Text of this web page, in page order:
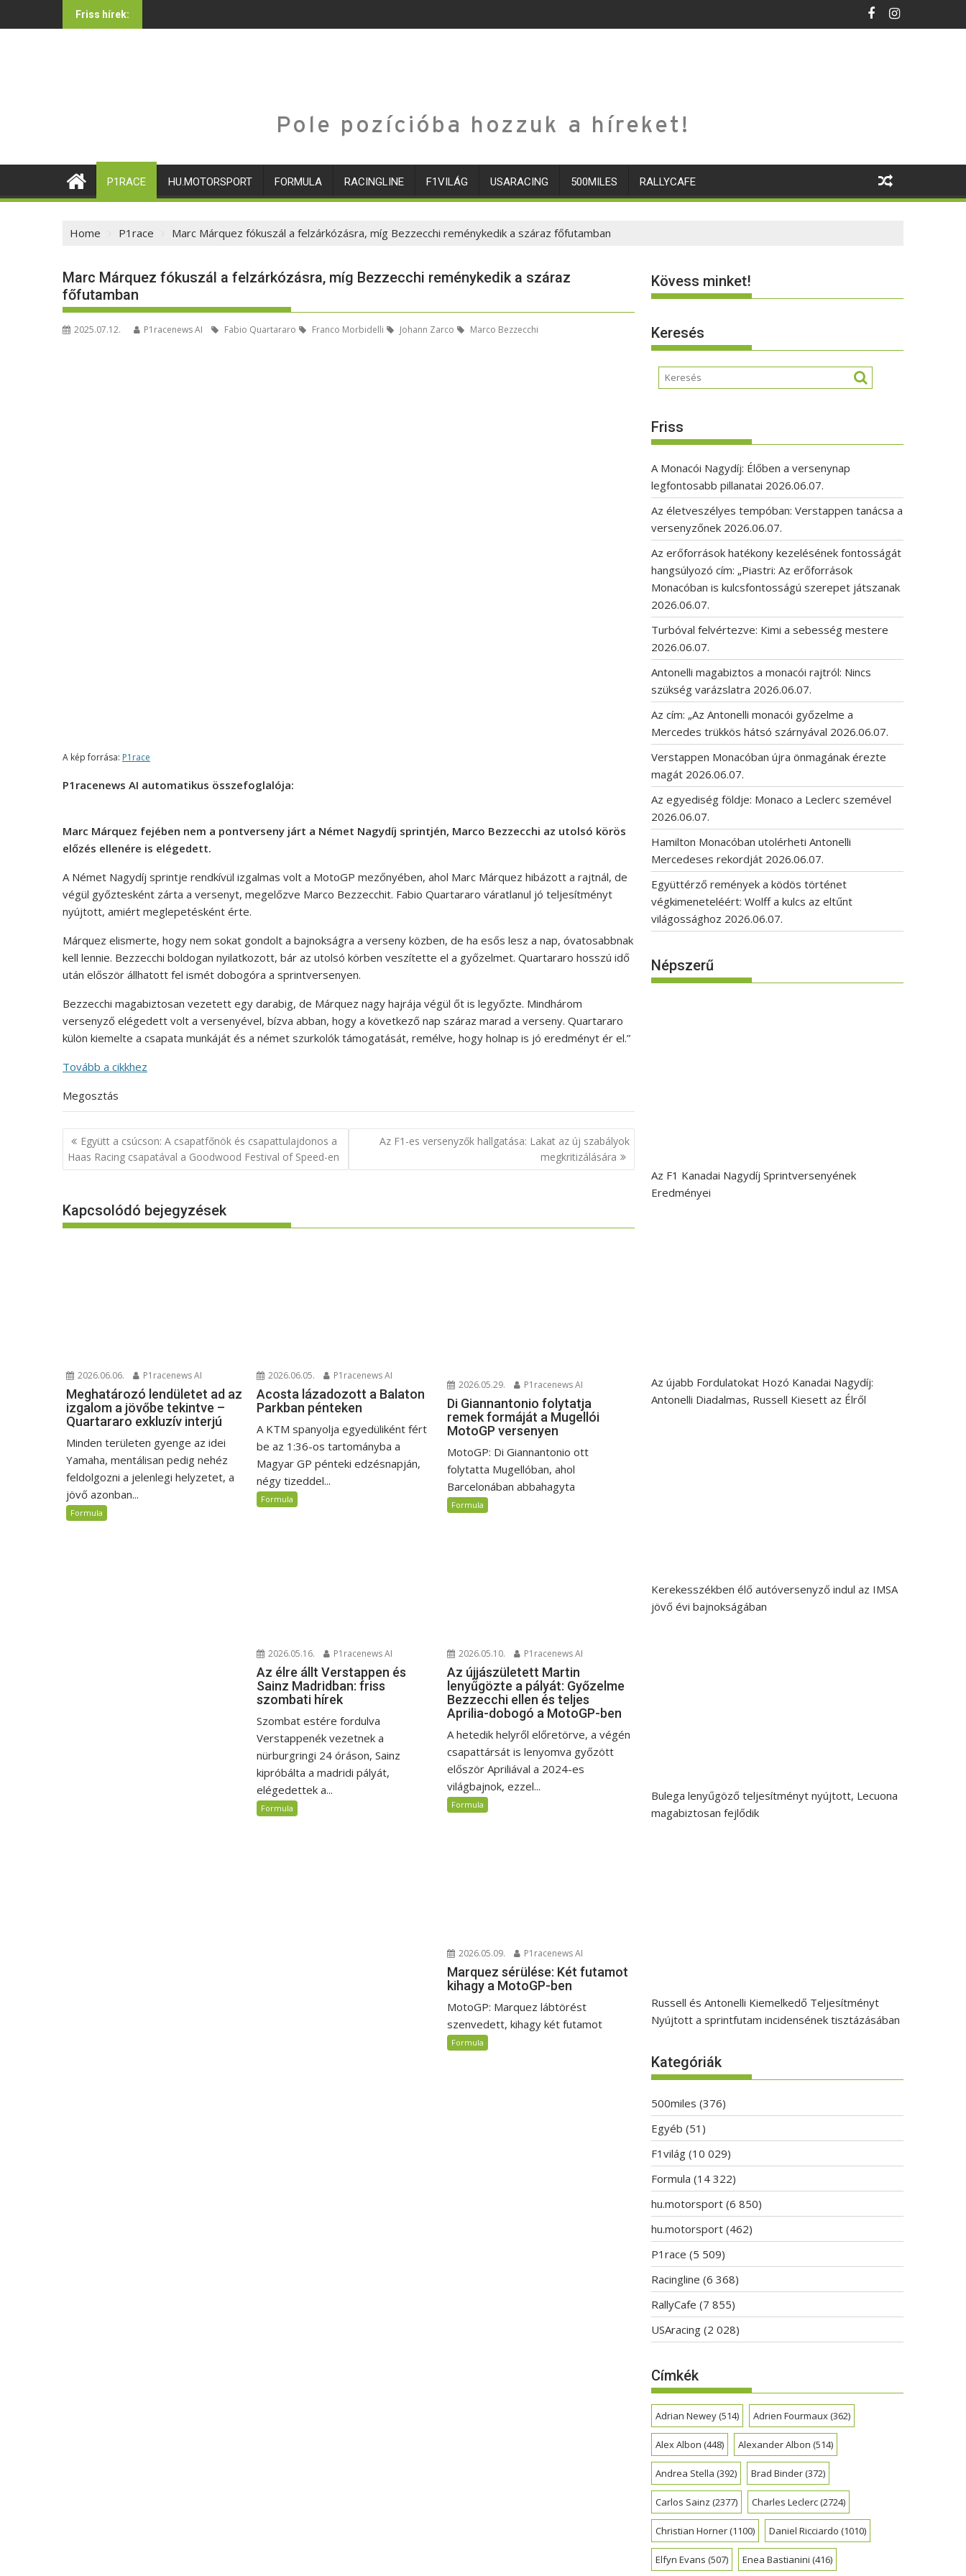
to
Friss hírek:
Pole pozícióba hozzuk a híreket!
P1RACE HU.MOTORSPORT FORMULA RACINGLINE F1VILÁG USARACING 500MILES RALLYCAFE
Home P1race Marc Márquez fókuszál a felzárkózásra, míg Bezzecchi reménykedik a száraz főfutamban
Marc Márquez fókuszál a felzárkózásra, míg Bezzecchi reménykedik a száraz
főfutamban
2025.07.12. P1racenews AI Fabio Quartararo Franco Morbidelli Johann Zarco Marco Bezzecchi
A kép forrása: P1race
P1racenews AI automatikus összefoglalója:
Marc Márquez fejében nem a pontverseny járt a Német Nagydíj sprintjén, Marco Bezzecchi az utolsó körös
előzés ellenére is elégedett.
A Német Nagydíj sprintje rendkívül izgalmas volt a MotoGP mezőnyében, ahol Marc Márquez hibázott a rajtnál, de
végül győztesként zárta a versenyt, megelőzve Marco Bezzecchit. Fabio Quartararo váratlanul jó teljesítményt
nyújtott, amiért meglepetésként érte.
Márquez elismerte, hogy nem sokat gondolt a bajnokságra a verseny közben, de ha esős lesz a nap, óvatosabbnak
kell lennie. Bezzecchi boldogan nyilatkozott, bár az utolsó körben veszítette el a győzelmet. Quartararo hosszú idő
után először állhatott fel ismét dobogóra a sprintversenyen.
Bezzecchi magabiztosan vezetett egy darabig, de Márquez nagy hajrája végül őt is legyőzte. Mindhárom
versenyző elégedett volt a versenyével, bízva abban, hogy a következő nap száraz marad a verseny. Quartararo
külön kiemelte a csapata munkáját és a német szurkolók támogatását, remélve, hogy holnap is jó eredményt ér el.”
Tovább a cikkhez
Megosztás
Bejegyzés
navigáció
Együtt a csúcson: A csapatfőnök és csapattulajdonos a
Haas Racing csapatával a Goodwood Festival of Speed-en
Az F1-es versenyzők hallgatása: Lakat az új szabályok
megkritizálására
Kapcsolódó bejegyzések
2026.06.06. P1racenews AI
Meghatározó lendületet ad az
izgalom a jövőbe tekintve –
Quartararo exkluzív interjú
Minden területen gyenge az idei
Yamaha, mentálisan pedig nehéz
feldolgozni a jelenlegi helyzetet, a
jövő azonban...
Formula
2026.06.05. P1racenews AI
Acosta lázadozott a Balaton
Parkban pénteken
A KTM spanyolja egyedüliként fért
be az 1:36-os tartományba a
Magyar GP pénteki edzésnapján,
négy tizeddel...
Formula
2026.05.29. P1racenews AI
Di Giannantonio folytatja
remek formáját a Mugellói
MotoGP versenyen
MotoGP: Di Giannantonio ott
folytatta Mugellóban, ahol
Barcelonában abbahagyta
Formula
2026.05.16. P1racenews AI
Az élre állt Verstappen és
Sainz Madridban: friss
szombati hírek
Szombat estére fordulva
Verstappenék vezetnek a
nürburgringi 24 óráson, Sainz
kipróbálta a madridi pályát,
elégedettek a...
Formula
2026.05.10. P1racenews AI
Az újjászületett Martin
lenyűgözte a pályát: Győzelme
Bezzecchi ellen és teljes
Aprilia-dobogó a MotoGP-ben
A hetedik helyről előretörve, a végén
csapattársát is lenyomva győzött
először Apriliával a 2024-es
világbajnok, ezzel...
Formula
2026.05.09. P1racenews AI
Marquez sérülése: Két futamot
kihagy a MotoGP-ben
MotoGP: Marquez lábtörést
szenvedett, kihagy két futamot
Formula
Kövess minket!
Keresés
Friss
A Monacói Nagydíj: Élőben a versenynap
legfontosabb pillanatai 2026.06.07.
Az életveszélyes tempóban: Verstappen tanácsa a
versenyzőnek 2026.06.07.
Az erőforrások hatékony kezelésének fontosságát
hangsúlyozó cím: „Piastri: Az erőforrások
Monacóban is kulcsfontosságú szerepet játszanak
2026.06.07.
Turbóval felvértezve: Kimi a sebesség mestere
2026.06.07.
Antonelli magabiztos a monacói rajtról: Nincs
szükség varázslatra 2026.06.07.
Az cím: „Az Antonelli monacói győzelme a
Mercedes trükkös hátsó szárnyával 2026.06.07.
Verstappen Monacóban újra önmagának érezte
magát 2026.06.07.
Az egyediség földje: Monaco a Leclerc szemével
2026.06.07.
Hamilton Monacóban utolérheti Antonelli
Mercedeses rekordját 2026.06.07.
Együttérző remények a ködös történet
végkimeneteléért: Wolff a kulcs az eltűnt
világossághoz 2026.06.07.
Népszerű
Az F1 Kanadai Nagydíj Sprintversenyének
Eredményei
Az újabb Fordulatokat Hozó Kanadai Nagydíj:
Antonelli Diadalmas, Russell Kiesett az Élről
Kerekesszékben élő autóversenyző indul az IMSA
jövő évi bajnokságában
Bulega lenyűgöző teljesítményt nyújtott, Lecuona
magabiztosan fejlődik
Russell és Antonelli Kiemelkedő Teljesítményt
Nyújtott a sprintfutam incidensének tisztázásában
Kategóriák
500miles (376)
Egyéb (51)
F1világ (10 029)
Formula (14 322)
hu.motorsport (6 850)
hu.motorsport (462)
P1race (5 509)
Racingline (6 368)
RallyCafe (7 855)
USAracing (2 028)
Címkék
Adrian Newey(514) Adrien Fourmaux(362)
Alex Albon (448) Alexander Albon (514)
Andrea Stella (392) Brad Binder(372)
Carlos Sainz (2377) Charles Leclerc(2724)
Christian Horner(1100) Daniel Ricciardo (1010)
Elfyn Evans (507) Enea Bastianini (416)